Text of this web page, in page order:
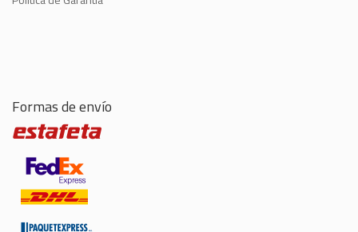
Formas de envío